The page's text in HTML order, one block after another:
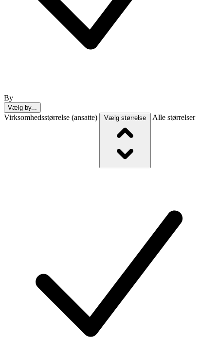
By
Vælg by...
Virksomhedsstørrelse (ansatte) Vælg størrelse Alle størrelser